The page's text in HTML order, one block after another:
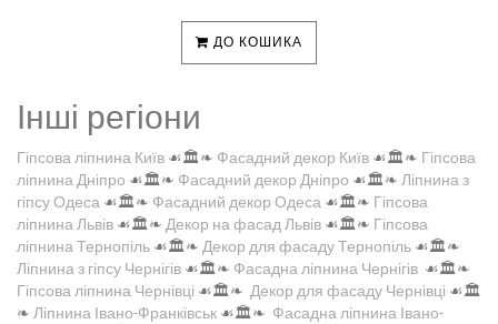
ДО КОШИКА
Інші регіони
Гіпсова ліпнина Київ ☙🏛️❧ Фасадний декор Київ ☙🏛️❧ Гіпсова
ліпнина Дніпро ☙🏛️❧ Фасадний декор Дніпро ☙🏛️❧ Ліпнина з
гіпсу Одеса ☙🏛️❧ Фасадний декор Одеса ☙🏛️❧ Гіпсова
ліпнина Львів ☙🏛️❧ Декор на фасад Львів ☙🏛️❧ Гіпсова
ліпнина Тернопіль ☙🏛️❧ Декор для фасаду Тернопіль ☙🏛️❧
Ліпнина з гіпсу Чернігів ☙🏛️❧ Фасадна ліпнина Чернігів ☙🏛️❧
Гіпсова ліпнина Чернівці ☙🏛️❧ Декор для фасаду Чернівці ☙🏛️
❧ Ліпнина Івано-Франківськ ☙🏛️❧ Фасадна ліпнина Івано-